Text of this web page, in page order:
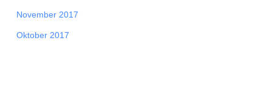
November 2017
Oktober 2017